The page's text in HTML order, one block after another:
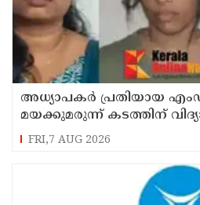
അധ്യാപകര്‍ പ്രതിയായ
മയക്കുമരുന്ന് കടത്തിന്
ഉപയോഗിച്ചോ എന്ന് സംശയം
FRI,7 AUG 2026